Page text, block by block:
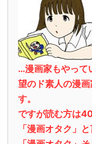
…漫画家もやって
望のド素人の漫
す。
ですが読む方は
「漫画オタク」